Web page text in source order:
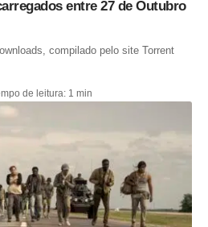
entre 27 de Outubro
compilado pelo site Torrent
de leitura: 1 min